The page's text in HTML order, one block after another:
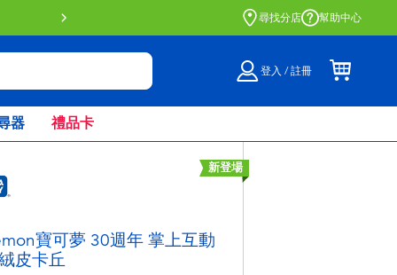
門店自取服務 網上購買並在店內
尋找分店 幫助中心
登入 / 註冊
器 禮品卡
新登場
寶可夢 30週年 掌上互動
皮卡丘